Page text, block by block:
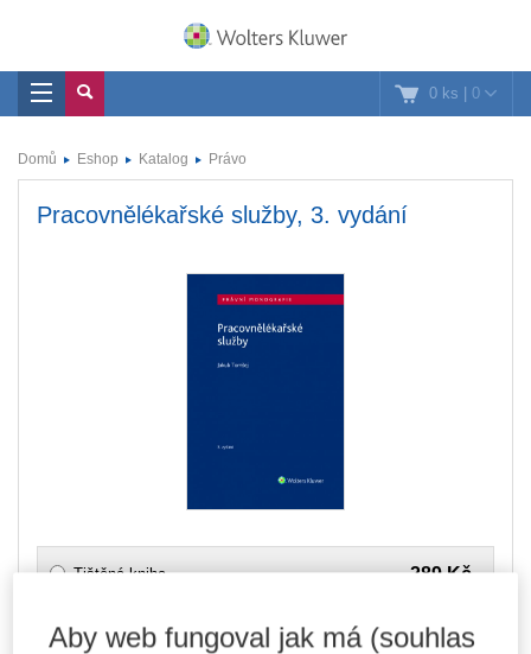
0 ks | 0
Domů Eshop Katalog Právo
Pracovnělékařské služby, 3. vydání
289 Kč
Tištěná kniha
Aby web fungoval jak má (souhlas